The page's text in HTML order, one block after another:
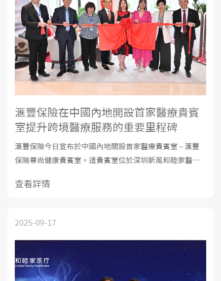
滙豐保險在中國內地開設首家醫療貴賓
室提升跨境醫療服務的重要里程碑
滙豐保險今日宣布於中國內地開設首家醫療貴賓室 – 滙豐
保險尊尚健康貴賓室。這貴賓室位於深圳新風和睦家醫院
豐保險在發展其跨境醫療服務一個重要的里程碑。隨著大
查看詳情
2025-09-17